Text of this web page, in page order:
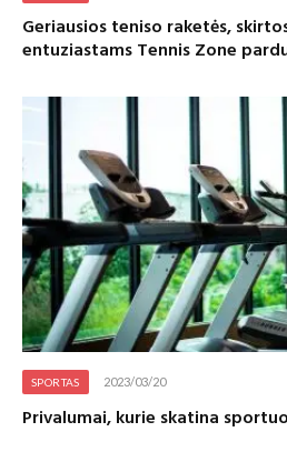
Geriausios teniso raketės,
entuziastams Tennis Zone
SPORTAS 2023/03/20
Privalumai, kurie skatina